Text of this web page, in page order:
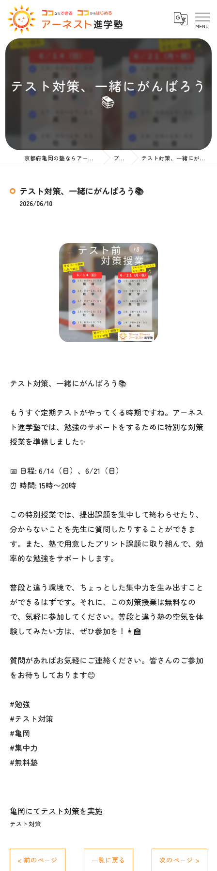
テスト対策、一緒にがんばろう
📚
京都府亀岡の塾ならアーネスト進学塾 ブログ テスト対策、一緒にがんばろう📚
テスト対策、一緒にがんばろう📚
2026/06/10
テスト対策、一緒にがんばろう📚
もうすぐ定期テストがやってくる時期ですね。アーネス
ト進学塾では、勉強のサポートをするために特別な対策
授業を準備しました✨
📅 日程: 6/14（日）、6/21（日）
⏰ 時間: 15時〜20時
この特別授業では、提出課題を集中して終わらせたり、
分からないことを先生に質問したりすることができま
す。また、塾で用意したプリント課題に取り組んで、効
率的な勉強をサポートします。
普段と違う環境で、ちょっとした集中力を生み出すこと
ができるはずです。それに、この対策授業は無料なの
で、気軽に参加してください。普段と違う塾の空気を体
験してみたい方は、ぜひ参加を！👩‍🏫
質問があればお気軽にご連絡ください。皆さんのご参加
をお待ちしております😊
#勉強
#テスト対策
#亀岡
#集中力
#無料塾
亀岡にてテスト対策を実施
テスト対策
< 前のページ 一覧に戻る 次のページ >